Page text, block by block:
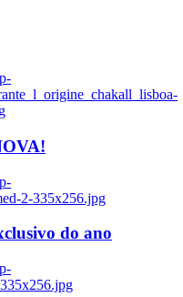
2-335x256.jpg
do ano